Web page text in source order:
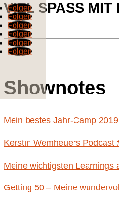
Folgen
Folgen
Folgen
Folgen
Folgen
Folgen
VIEL SPASS MIT
Shownotes
Mein bestes Jahr-Camp 2019
Kerstin Wemheuers Podcast
Meine wichtigsten Learnings
Getting 50 – Meine